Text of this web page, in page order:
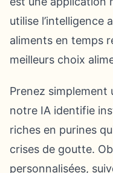
utilise l’intelligence
aliments en temps
meilleurs choix
Prenez
notre IA identifie
riches en purines
crises de goutte.
personnalisées,